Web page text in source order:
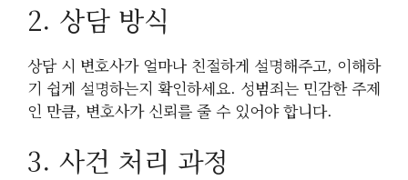
2. 상담 방식
상담 시 변호사가 얼마나 친절하게 설명해주고, 이해하
기 쉽게 설명하는지 확인하세요. 성범죄는 민감한 주제
인 만큼, 변호사가 신뢰를 줄 수 있어야 합니다.
3. 사건 처리 과정